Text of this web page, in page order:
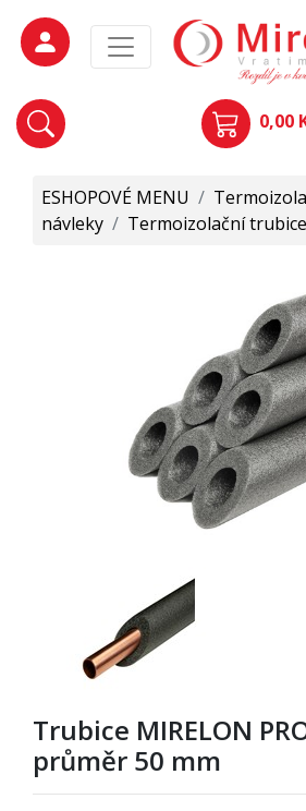
0,00
ESHOPOVÉ MENU /
návleky / Termoizolační trubice
Trubice MIRELON
průměr 50 mm